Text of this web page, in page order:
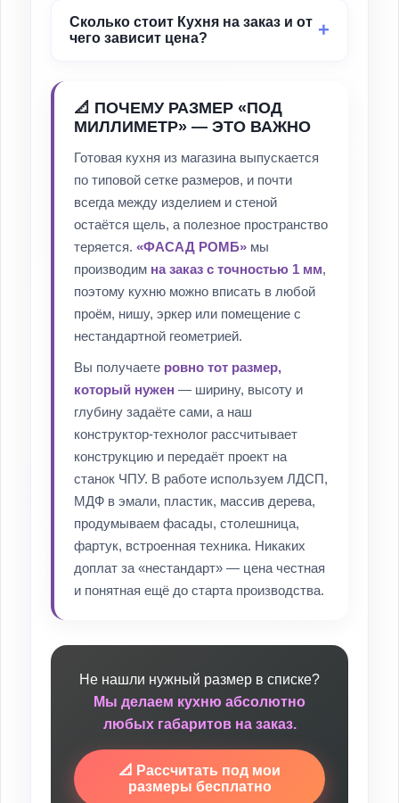
Сколько стоит Кухня на заказ и от
чего зависит цена?
📐 ПОЧЕМУ РАЗМЕР «ПОД
МИЛЛИМЕТР» — ЭТО ВАЖНО
Готовая кухня из магазина выпускается
по типовой сетке размеров, и почти
всегда между изделием и стеной
остаётся щель, а полезное пространство
теряется. «ФАСАД РОМБ» мы
производим на заказ с точностью 1 мм,
поэтому кухню можно вписать в любой
проём, нишу, эркер или помещение с
нестандартной геометрией.
Вы получаете ровно тот размер,
который нужен — ширину, высоту и
глубину задаёте сами, а наш
конструктор-технолог рассчитывает
конструкцию и передаёт проект на
станок ЧПУ. В работе используем ЛДСП,
МДФ в эмали, пластик, массив дерева,
продумываем фасады, столешница,
фартук, встроенная техника. Никаких
доплат за «нестандарт» — цена честная
и понятная ещё до старта производства.
Не нашли нужный размер в списке?
Мы делаем кухню абсолютно
любых габаритов на заказ.
📐 Рассчитать под мои
размеры бесплатно